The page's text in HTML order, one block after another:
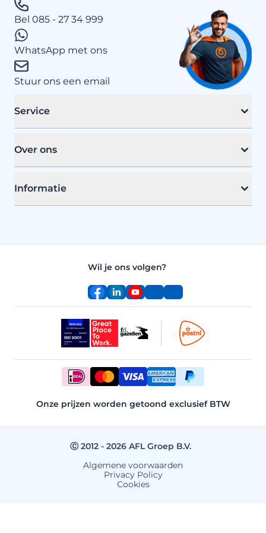
Bel 085 - 27 34 999
WhatsApp met ons
Stuur ons een email
Service
Over ons
Informatie
Wil je ons volgen?
Facebook
LinkedInYouTubeInstagram
TikTok
Onze prijzen worden getoond exclusief BTW
Ⓒ 2012 - 2026 AFL Groep B.V.
Algemene voorwaarden
Privacy Policy
Cookies